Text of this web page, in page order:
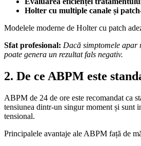
Holter cu multiple canale și
Modelele moderne de Holter cu patch
Sfat profesional: Dacă simptomele apar
poate genera un rezultat fals negativ.
2. De ce ABPM este
ABPM de 24 de ore este recomandat ca
tensiunea dintr-un singur moment și sunt
tensional.
Principalele avantaje ale ABPM față de